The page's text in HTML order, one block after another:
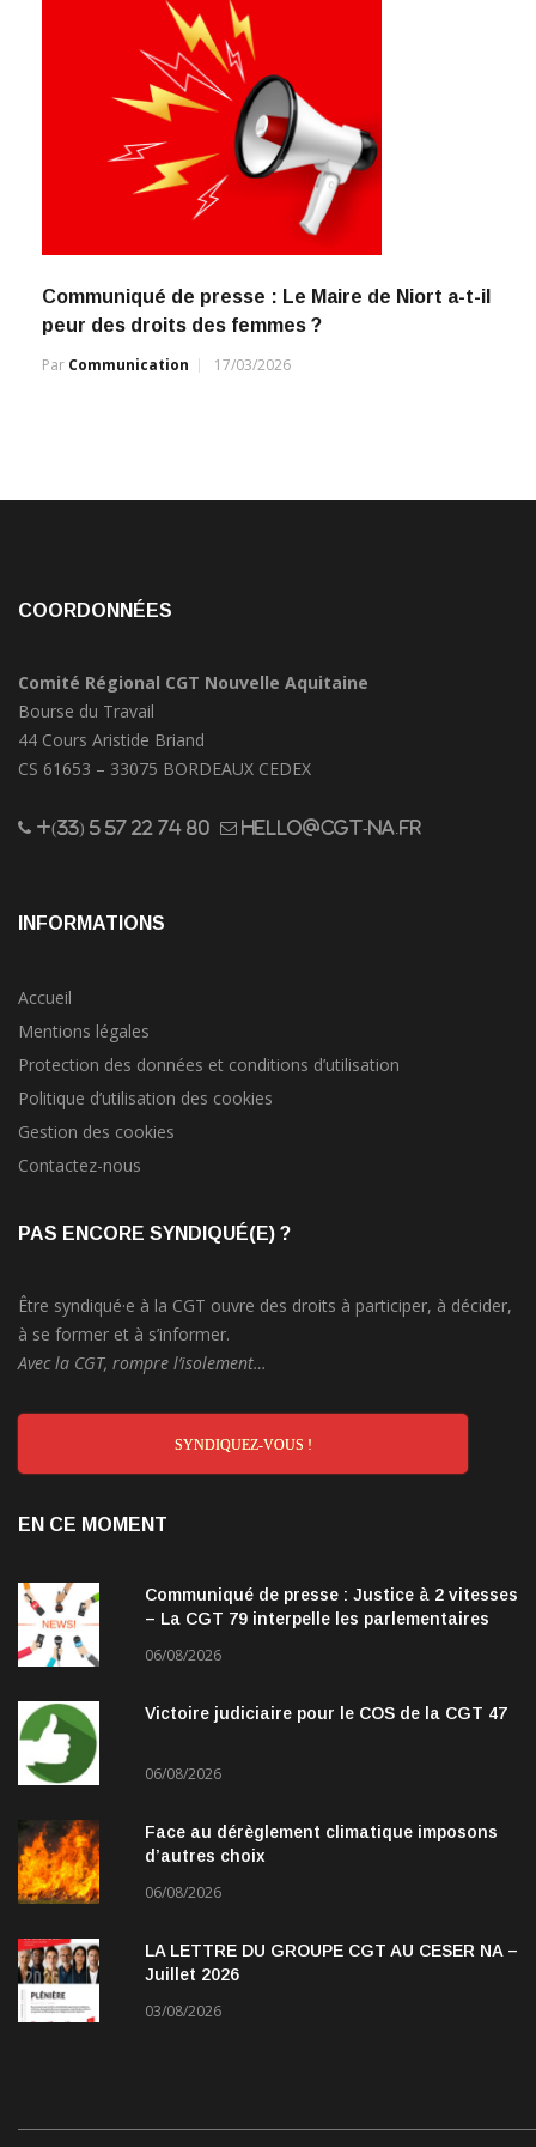
Communiqué de presse : Le Maire de Niort a-t-il
peur des droits des femmes ?
Par Communication 17/03/2026
COORDONNÉES
Comité Régional CGT Nouvelle Aquitaine
Bourse du Travail
44 Cours Aristide Briand
CS 61653 – 33075 BORDEAUX CEDEX
+(33) 5 57 22 74 80 hello@cgt-na.fr
INFORMATIONS
Accueil
Mentions légales
Protection des données et conditions d’utilisation
Politique d’utilisation des cookies
Gestion des cookies
Contactez-nous
PAS ENCORE SYNDIQUÉ(E) ?
Être syndiqué·e à la CGT ouvre des droits à participer, à décider,
à se former et à s’informer.
Avec la CGT, rompre l’isolement…
SYNDIQUEZ-VOUS !
EN CE MOMENT
Communiqué de presse : Justice à 2 vitesses
– La CGT 79 interpelle les parlementaires
06/08/2026
Victoire judiciaire pour le COS de la CGT 47
06/08/2026
Face au dérèglement climatique imposons
d’autres choix
06/08/2026
LA LETTRE DU GROUPE CGT AU CESER NA –
Juillet 2026
03/08/2026